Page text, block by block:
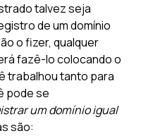
talvez seja
de um domínio
o fizer, qualquer
fazê-lo colocando o
trabalhou tanto para
pode se
um domínio igual
são: